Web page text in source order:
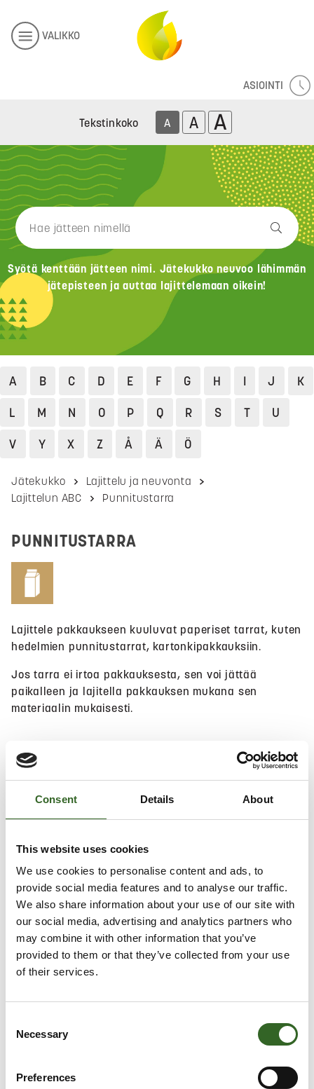
Consent Details About
This website uses cookies
We use cookies to personalise content and ads, to
provide social media features and to analyse our traffic.
We also share information about your use of our site with
our social media, advertising and analytics partners who
may combine it with other information that you’ve
provided to them or that they’ve collected from your use
of their services.
Selection
Necessary
Preferences
VALIKKO
ASIOINTI
Tekstinkoko A A A
Syötä kenttään jätteen nimi. Jätekukko neuvoo lähimmän
jätepisteen ja auttaa lajittelemaan oikein!
A B C D E F G H I J
K
L
M N O P Q R S T
U
V
Y X Z Å Ä Ö
Jätekukko
Lajittelu ja neuvonta
Lajittelun ABC
Punnitustarra
PUNNITUSTARRA
Lajittele pakkaukseen kuuluvat paperiset tarrat, kuten
hedelmien punnitustarrat, kartonkipakkauksiin.
Jos tarra ei irtoa pakkauksesta, sen voi jättää
paikalleen ja lajitella pakkauksen mukana sen
materiaalin mukaisesti.